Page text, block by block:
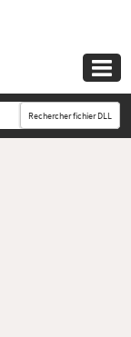

Rechercher fichier DLL